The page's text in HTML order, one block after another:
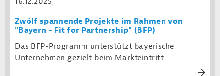
Zwölf spannende Projekte im Rahmen von
"Bayern - Fit for Partnership" (BFP)
Das BFP-Programm unterstützt bayerische
Unternehmen gezielt beim Markteintritt